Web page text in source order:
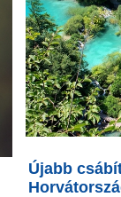
Újabb